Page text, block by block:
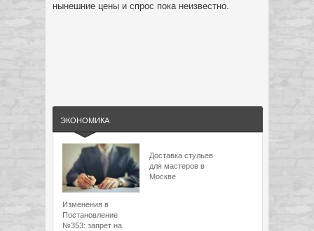
нынешние цены и спрос пока неизвестно.
ЭКОНОМИКА
Изменения в
Постановление
№353: запрет на
Доставка стульев
для мастеров в
Москве